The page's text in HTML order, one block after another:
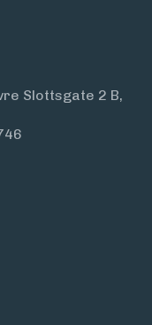
Slottsgate 2 B,